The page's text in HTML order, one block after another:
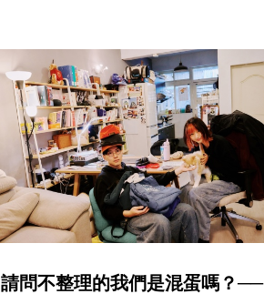
請問不整理的我們是混蛋嗎？──